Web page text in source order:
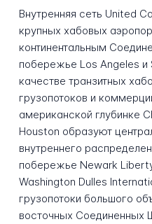
Внутренняя сеть United
крупных хабовых
континентальным
побережье Los Angeles и
качестве транзитных
грузопотоков и
американской глубинке
Houston образуют
внутреннего
побережье Newark
Washington Dulles
грузопотоки большого
восточных Соединенных